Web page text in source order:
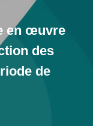
en œuvre
des
de